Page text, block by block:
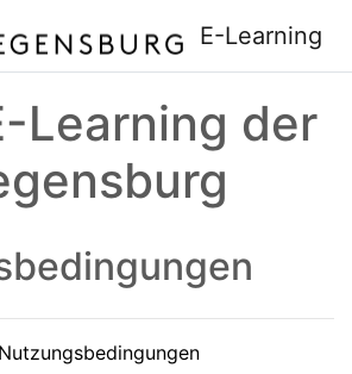
E-Learning
Learning der